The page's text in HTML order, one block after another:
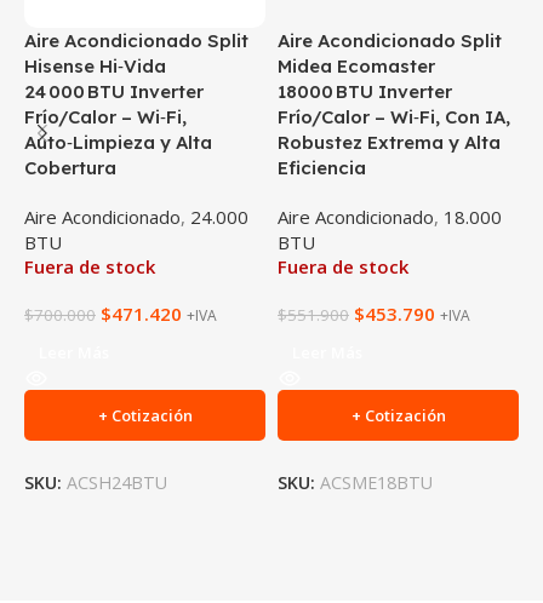
Aire Acondicionado Split
Hisense Hi‑Vida
24 000 BTU Inverter
Frío/Calor – Wi‑Fi,
Auto‑Limpieza y Alta
Cobertura
Aire Acondicionado, 24.000
BTU
Fuera de stock
$700.000 $471.420 +IVA
+ Cotización
SKU: ACSH24BTU
Aire Acondicionado Split
Midea Ecomaster
18000 BTU Inverter
Frío/Calor – Wi‑Fi, Con IA,
Robustez Extrema y Alta
Eficiencia
Aire Acondicionado, 18.000
BTU
Fuera de stock
$551.900 $453.790 +IVA
+ Cotización
SKU: ACSME18BTU